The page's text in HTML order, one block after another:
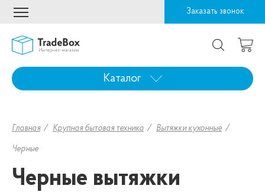
Заказать звонок
Каталог
Главная Крупная бытовая техника Вытяжки кухонные
Черные
Черные вытяжки